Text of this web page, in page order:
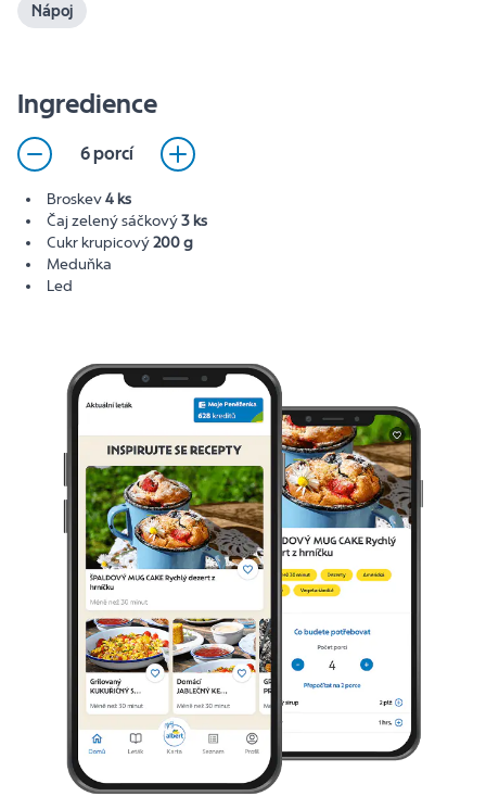
Nápoj
Ingredience
6 porcí
Broskev4 ks
Čaj zelený sáčkový3 ks
Cukr krupicový200 g
Meduňka
Led